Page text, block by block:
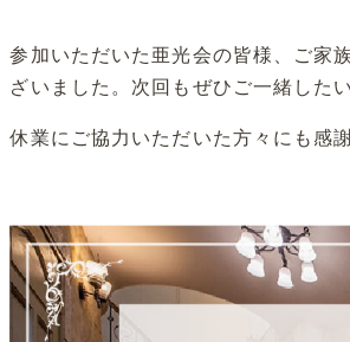
参加いただいた亜光会の皆様、ご家
ざいました。次回もぜひご一緒した
休業にご協力いただいた方々にも感